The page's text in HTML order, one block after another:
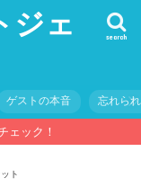
ジェ
search
ゲストの本音 忘れら
ェック！
ト